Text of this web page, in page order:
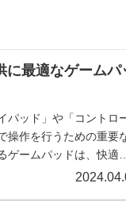
に最適なゲームパ
パッド」や「コントロ
操作を行うための重要
ゲームパッドは、快適